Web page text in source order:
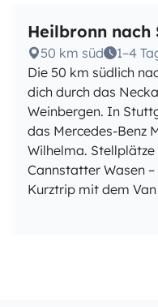
Heilbronn
50 km süd
1–4
Die 50 km südlich
dich durch das
Weinbergen. In
das Mercedes-Benz
Wilhelma.
Cannstatter Wasen
Kurztrip mit dem